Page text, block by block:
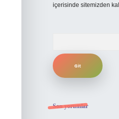
içerisinde sitemizden
Son yorumlar